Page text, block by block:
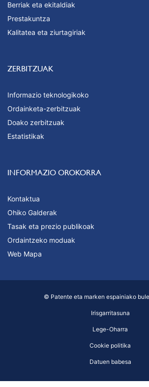
Berriak eta ekitaldiak
Prestakuntza
Kalitatea eta ziurtagiriak
ZERBITZUAK
Informazio teknologikoko
Ordainketa-zerbitzuak
Doako zerbitzuak
Estatistikak
INFORMAZIO OROKORRA
Kontaktua
Ohiko Galderak
Tasak eta prezio publikoak
Ordaintzeko moduak
Web Mapa
© Patente eta marken espainiako
Irisgarritasuna
Lege-Oharra
Cookie politika
Datuen babesa